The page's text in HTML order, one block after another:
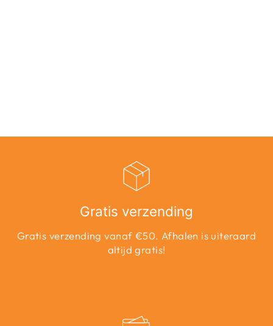
Gratis verzending
Gratis verzending vanaf €50. Afhalen is uiteraard
altijd gratis!